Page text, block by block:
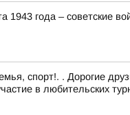
1943 года – советские
спорт!. . Дорогие
в любительских